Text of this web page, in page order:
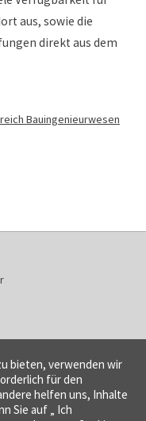
aus, sowie die
direkt aus dem
Bauingenieurwesen
bieten, verwenden wir
für den
helfen uns, Inhalte
Sie auf „ Ich